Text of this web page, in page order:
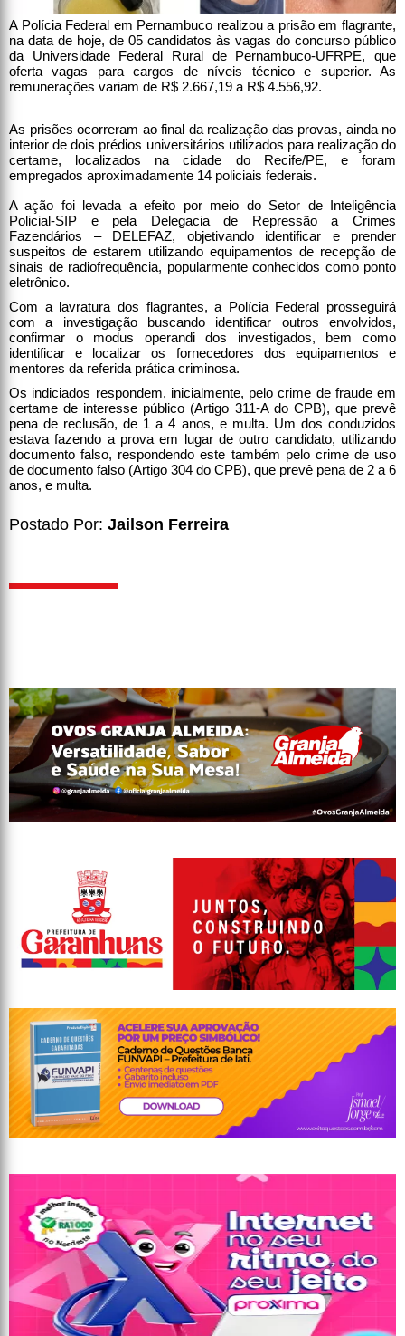
A Polícia Federal em Pernambuco realizou a prisão em flagrante,
na data de hoje, de 05 candidatos às vagas do concurso público
da Universidade Federal Rural de Pernambuco-UFRPE, que
oferta vagas para cargos de níveis técnico e superior. As
remunerações variam de R$ 2.667,19 a R$ 4.556,92.
As prisões ocorreram ao final da realização das provas, ainda no
interior de dois prédios universitários utilizados para realização do
certame, localizados na cidade do Recife/PE, e foram
empregados aproximadamente 14 policiais federais.
A ação foi levada a efeito por meio do Setor de Inteligência
Policial-SIP e pela Delegacia de Repressão a Crimes
Fazendários – DELEFAZ, objetivando identificar e prender
suspeitos de estarem utilizando equipamentos de recepção de
sinais de radiofrequência, popularmente conhecidos como ponto
eletrônico.
Com a lavratura dos flagrantes, a Polícia Federal prosseguirá
com a investigação buscando identificar outros envolvidos,
confirmar o modus operandi dos investigados, bem como
identificar e localizar os fornecedores dos equipamentos e
mentores da referida prática criminosa.
Os indiciados respondem, inicialmente, pelo crime de fraude em
certame de interesse público (Artigo 311-A do CPB), que prevê
pena de reclusão, de 1 a 4 anos, e multa. Um dos conduzidos
estava fazendo a prova em lugar de outro candidato, utilizando
documento falso, respondendo este também pelo crime de uso
de documento falso (Artigo 304 do CPB), que prevê pena de 2 a 6
anos, e multa.
Postado Por: Jailson Ferreira